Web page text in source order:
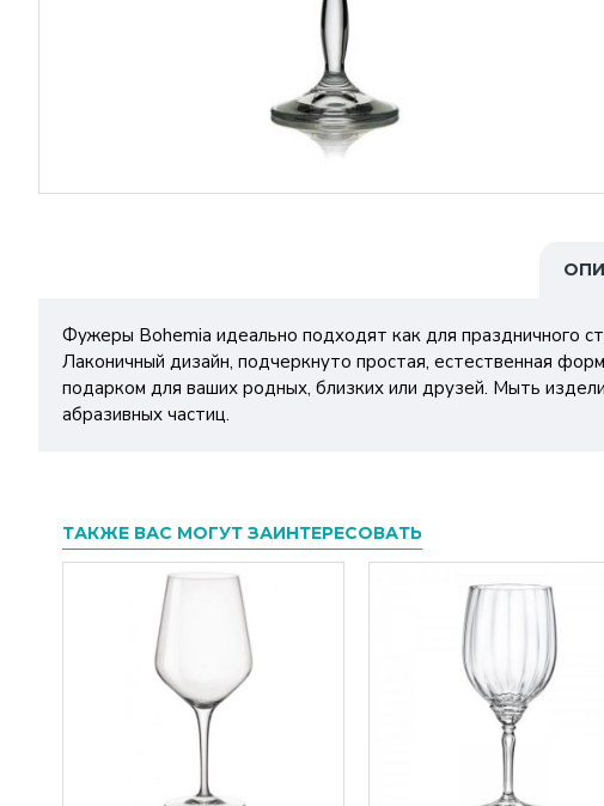
Фужеры Bohemia идеально подходят как для праздничного
Лаконичный дизайн, подчеркнуто простая, естественная
подарком для ваших родных, близких или друзей. Мыть
абразивных частиц.
ТАКЖЕ ВАС МОГУТ ЗАИНТЕРЕСОВАТЬ